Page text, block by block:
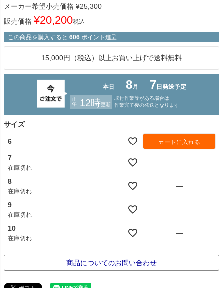
メーカー希望小売価格 ¥25,300
販売価格 ¥20,200税込
この商品を購入すると 606 ポイント進呈
15,000円（税込）以上お買い上げで送料無料
サイズ
6 カートに入れる
7
在庫切れ
—
8
在庫切れ
—
9
在庫切れ
—
10
在庫切れ
—
商品についてのお問い合わせ